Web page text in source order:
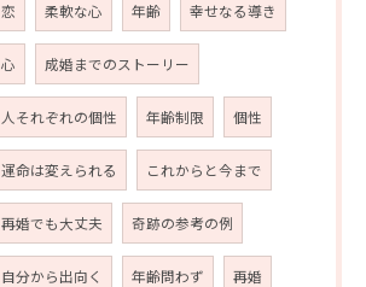
恋 柔軟な心 年齢 幸せなる導き
心 成婚までのストーリー
人それぞれの個性 年齢制限 個性
運命は変えられる これからと今まで
再婚でも大丈夫 奇跡の参考の例
自分から出向く 年齢問わず 再婚